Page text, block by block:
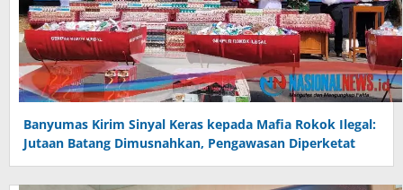
Banyumas Kirim Sinyal Keras kepada Mafia Rokok Ilegal:
Jutaan Batang Dimusnahkan, Pengawasan Diperketat